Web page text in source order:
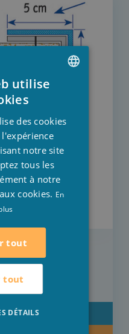
x 90 mm
ENGLISH
utilise
des cookies
notre site
tous les
à notre
cookies. En
tout
tout
DÉTAILS